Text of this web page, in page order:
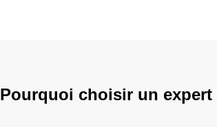
Pourquoi choisir un